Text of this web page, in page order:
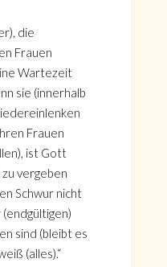
die
Frauen
Wartezeit
sie (innerhalb
Frauen
ist Gott
vergeben
Schwur nicht
sind (bleibt es
(alles).“